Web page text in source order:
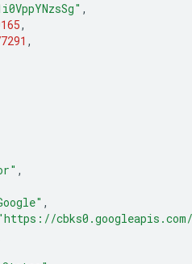
,
,
,
,
,
cbks0.googleapis.com/